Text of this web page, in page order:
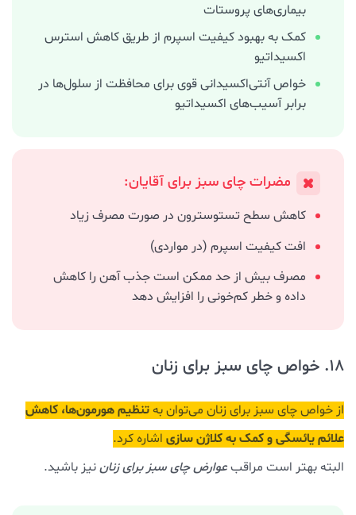
بیماری‌های پروستات
کمک به بهبود کیفیت اسپرم از طریق کاهش استرس
اکسیداتیو
خواص آنتی‌اکسیدانی قوی برای محافظت از سلول‌ها در
برابر آسیب‌های اکسیداتیو
مضرات چای سبز برای آقایان:
کاهش سطح تستوسترون در صورت مصرف زیاد
افت کیفیت اسپرم (در مواردی)
مصرف بیش از حد ممکن است جذب آهن را کاهش
داده و خطر کم‌خونی را افزایش دهد
18. خواص چای سبز برای زنان
از خواص چای سبز برای زنان می‌توان بهتنظیم هورمون‌ها، کاهش
علائم یائسگی و کمک به کلاژن سازی اشاره کرد.
البته بهتر است مراقبعوارض چای سبز برای زناننیز باشید.